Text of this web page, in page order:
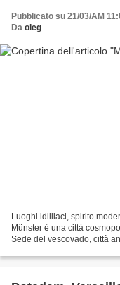
Pubblicato su 21/03/AM
Da oleg
Luoghi idilliaci, spirito
Münster è una città
Sede del vescovado, città